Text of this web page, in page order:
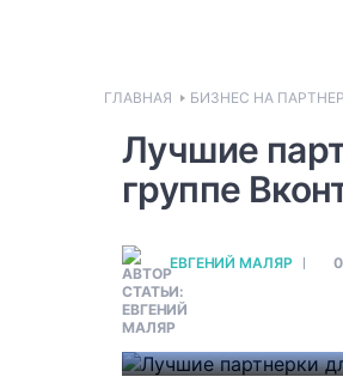
ГЛАВНАЯ БИЗНЕС НА
Лучшие
группе
ЕВГЕНИЙ МАЛЯР 0
Сервисы для
Узнайте